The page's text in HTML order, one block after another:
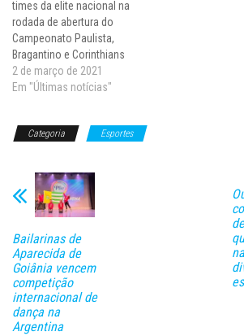
entraram…
times da elite nacional na
rodada de abertura do
Campeonato Paulista,
Bragantino e Corinthians
ficaram no 0 a 0 no estádio
Nabi Abi Chedid, em Bragança
competição, que tem o Timão
2 de março de 2021
Em "Últimas notícias"
Categoria Esportes
Bailarinas de
Aparecida de
Goiânia vencem
competição
internacional de
dança na
Argentina